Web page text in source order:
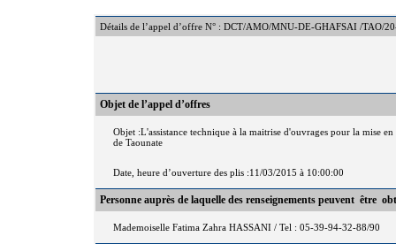
Détails de l’appel d’offre N° : DCT/AMO/MNU-DE-GHAFSAI /TAO/
Objet de l’appel d’offres
Objet :L'assistance technique à la maitrise d'ouvrages pour la mise
de Taounate
Date, heure d’ouverture des plis :11/03/2015 à 10:00:00
Personne auprès de laquelle des renseignements peuvent être
Mademoiselle Fatima Zahra HASSANI / Tel : 05-39-94-32-88/90